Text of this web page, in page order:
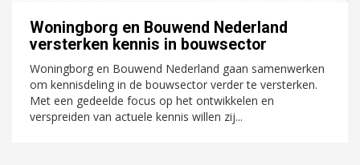
Woningborg en Bouwend Nederland
versterken kennis in bouwsector
Woningborg en Bouwend Nederland gaan samenwerken
om kennisdeling in de bouwsector verder te versterken.
Met een gedeelde focus op het ontwikkelen en
verspreiden van actuele kennis willen zij...